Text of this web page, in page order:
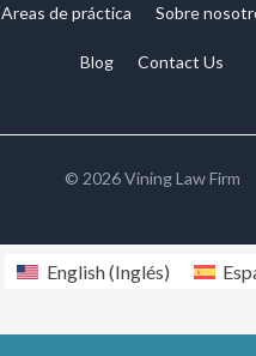
Areas de práctica Sobre
Blog Contact Us
© 2026Vining Law Firm
English(Inglés)